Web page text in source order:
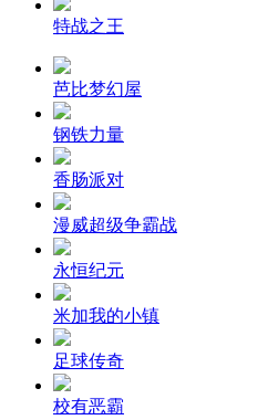
特战之王
芭比梦幻屋
钢铁力量
香肠派对
漫威超级争霸战
永恒纪元
米加我的小镇
足球传奇
校有恶霸